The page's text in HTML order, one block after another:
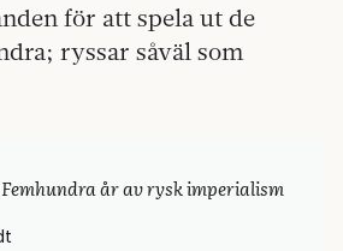
för att spela ut de
ryssar såväl som
år av rysk imperialism